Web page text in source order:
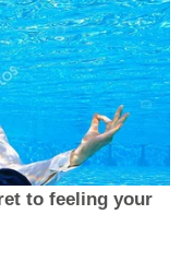
to feeling your